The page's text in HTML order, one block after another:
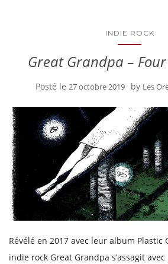
INDIE ROCK
Great Grandpa –
Posté le 27 octobre 2019 by Les
Révélé en 2017 avec leur album Plastic
indie rock Great Grandpa s’assagit